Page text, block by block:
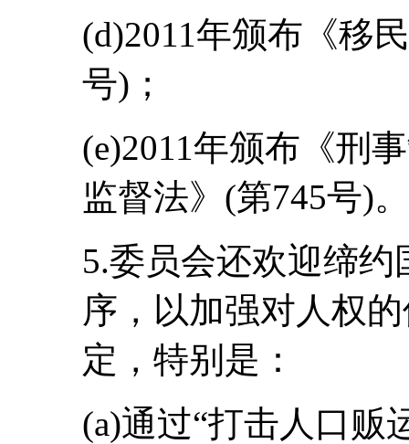
(d)2011年颁布《移
号)；
(e)2011年颁布《刑
监督法》(第745号)。
5.委员会还欢迎缔
序，以加强对人权
定，特别是：
(a)通过“打击人口贩